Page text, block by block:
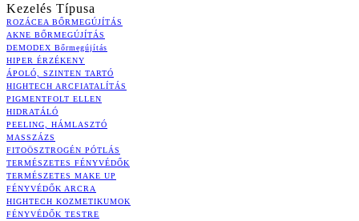
Kezelés Típusa
ROZÁCEA BŐRMEGÚJÍTÁS
AKNE BŐRMEGÚJÍTÁS
DEMODEX Bőrmegújítás
HIPER ÉRZÉKENY
ÁPOLÓ, SZINTEN TARTÓ
HIGHTECH ARCFIATALÍTÁS
PIGMENTFOLT ELLEN
HIDRATÁLÓ
PEELING, HÁMLASZTÓ
MASSZÁZS
FITOÖSZTROGÉN PÓTLÁS
TERMÉSZETES FÉNYVÉDŐK
TERMÉSZETES MAKE UP
FÉNYVÉDŐK ARCRA
HIGHTECH KOZMETIKUMOK
FÉNYVÉDŐK TESTRE